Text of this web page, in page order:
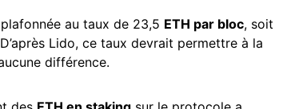
au taux de 23,5 ETH par bloc, soit
Lido, ce taux devrait permettre à la
différence.